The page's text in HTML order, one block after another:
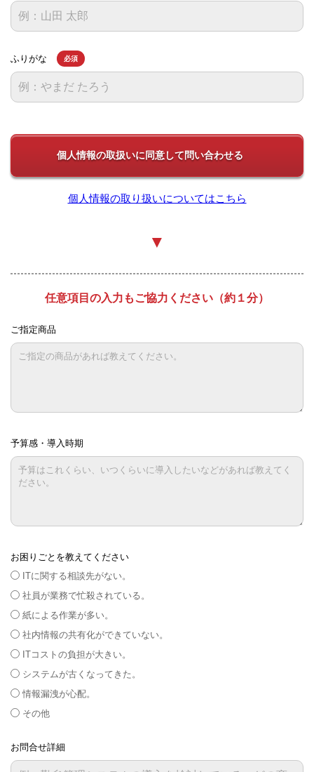
ふりがな 必須
個人情報の取り扱いについてはこちら
▼
任意項目の入力もご協力ください（約１分）
ご指定商品
予算感・導入時期
お困りごとを教えてください
ITに関する相談先がない。
社員が業務で忙殺されている。
紙による作業が多い。
社内情報の共有化ができていない。
ITコストの負担が大きい。
システムが古くなってきた。
情報漏洩が心配。
その他
お問合せ詳細